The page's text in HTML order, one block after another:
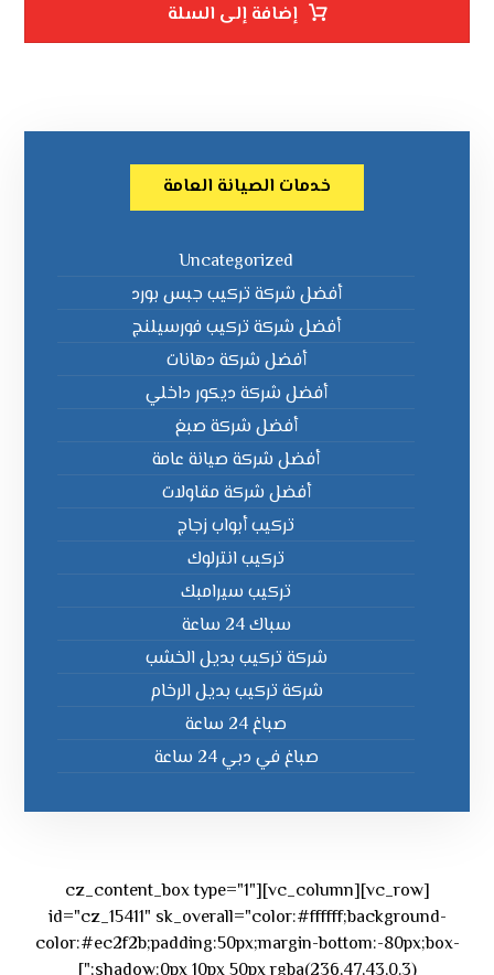
إضافة إلى السلة
خدمات الصيانة العامة
Uncategorized
أفضل شركة تركيب جبس بورد
أفضل شركة تركيب فورسيلنج
أفضل شركة دهانات
أفضل شركة ديكور داخلي
أفضل شركة صبغ
أفضل شركة صيانة عامة
أفضل شركة مقاولات
تركيب أبواب زجاج
تركيب انترلوك
تركيب سيرامبك
سباك 24 ساعة
شركة تركيب بديل الخشب
شركة تركيب بديل الرخام
صباغ 24 ساعة
صباغ في دبي 24 ساعة
[vc_row][vc_column][cz_content_box type="1"
id="cz_15411" sk_overall="color:#ffffff;background-
color:#ec2f2b;padding:50px;margin-bottom:-80px;box-